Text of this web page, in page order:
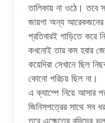
তালিকায় না ওঠে। তবে
জায়গা অন্য আরেকজনের
প্রতিবারই গাড়িতে করে
কখনােই তার কম হবার
কয়েদিরা সেখানে ছিল
কোনাে পরিচয় ছিল না।
এ ক্যাম্পে নিয়ে আসার
জিনিসপত্রের সাথে সব
তবে এক্ষেত্রে বন্দিদের